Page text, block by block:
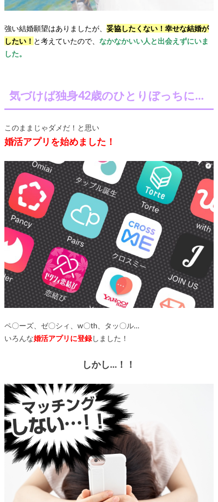
強い結婚願望はありましたが、 妥協したくない！幸せな結婚が
したい！ と考えていたので、 なかなかいい人と出会えずにいま
した。
気づけば独身42歳のひとりぼっちに…
このままじゃダメだ！と思い
婚活アプリを始めました！
ペ〇ーズ、ゼ〇シィ、w〇th、タッ〇ル…
いろんな婚活アプリに登録しました！
しかし…！！